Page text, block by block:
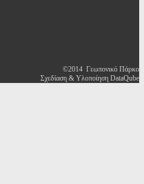
©2014 Γεωπονικό Πάρκο
Σχεδίαση & Υλοποίηση DataQube